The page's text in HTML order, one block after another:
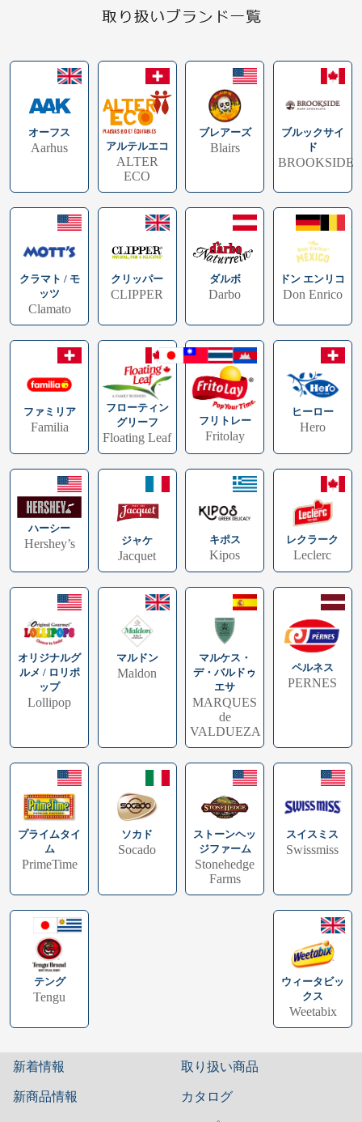
オーフス
Aarhus アルテルエコ
ALTER
ECO
ブレアーズ
Blairs
ブルックサイ
ド
BROOKSIDE
クラマト / モ
ッツ
Clamato
クリッパー
CLIPPER
ダルボ
Darbo
ドン エンリコ
Don Enrico
ファミリア
Familia
フローティン
グリーフ
Floating Leaf
フリトレー
Fritolay
ヒーロー
Hero
ハーシー
Hershey’s ジャケ
Jacquet
キポス
Kipos
レクラーク
Leclerc
オリジナルグ
ルメ / ロリポ
ップ
Lollipop
マルドン
Maldon
マルケス・
デ・バルドゥ
エサ
MARQUES
de
VALDUEZA
ペルネス
PERNES
プライムタイ
ム
PrimeTime
ソカド
Socado
ストーンヘッ
ジファーム
Stonehedge
Farms
スイスミス
Swissmiss
テング
Tengu
ウィータビッ
クス
Weetabix
新着情報
新商品情報
取り扱い商品
カタログ